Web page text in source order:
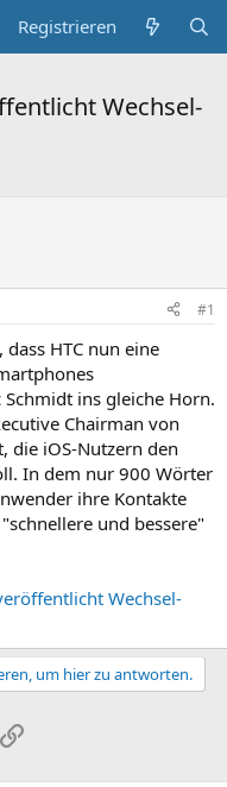
Registrieren
Wechsel-
#1
HTC nun eine
ins gleiche Horn.
Chairman von
die iOS-Nutzern den
In dem nur 900 Wörter
ihre Kontakte
und bessere"
Wechsel-
um hier zu antworten.
Link